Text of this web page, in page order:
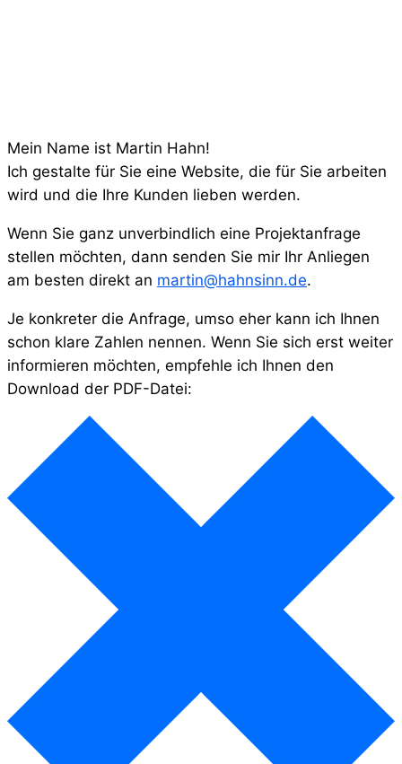
Mein Name ist Martin Hahn!
Ich gestalte für Sie eine Website, die für Sie arbeiten
wird und die Ihre Kunden lieben werden.
Wenn Sie ganz unverbindlich eine Projektanfrage
stellen möchten, dann senden Sie mir Ihr Anliegen
am besten direkt an martin@hahnsinn.de.
Je konkreter die Anfrage, umso eher kann ich Ihnen
schon klare Zahlen nennen. Wenn Sie sich erst weiter
informieren möchten, empfehle ich Ihnen den
Download der PDF-Datei: